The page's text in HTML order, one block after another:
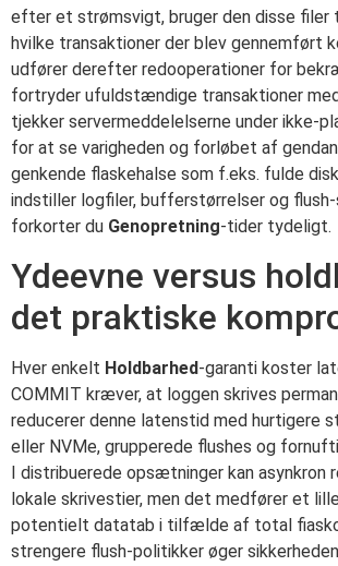
efter et strømsvigt, bruger den disse filer
hvilke transaktioner der blev gennemført
udfører derefter redooperationer for
fortryder ufuldstændige transaktioner
tjekker servermeddelelserne under ikke-
for at se varigheden og forløbet af
genkende flaskehalse som f.eks. fulde
indstiller logfiler, bufferstørrelser og
forkorter du Genopretning-tider tydeligt.
Ydeevne versus
det praktiske
Hver enkelt Holdbarhed-garanti koster
COMMIT kræver, at loggen skrives
reducerer denne latenstid med hurtigere
eller NVMe, grupperede flushes og
I distribuerede opsætninger kan asynkron
lokale skrivestier, men det medfører et
potentielt datatab i tilfælde af total
strengere flush-politikker øger